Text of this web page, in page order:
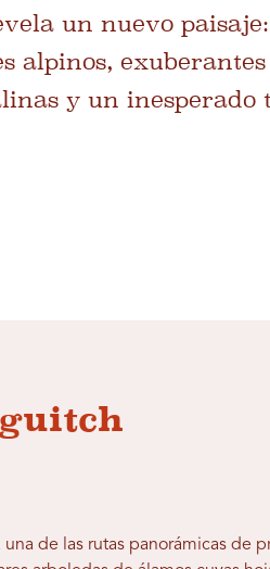
un nuevo
alpinos,
y un inesperado
de las rutas panorámicas de